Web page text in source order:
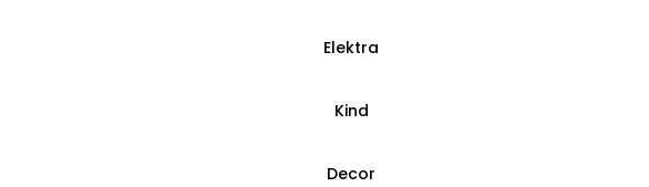
Elektra
Kind
Decor